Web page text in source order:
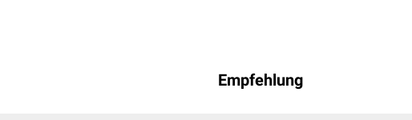
Empfehlung